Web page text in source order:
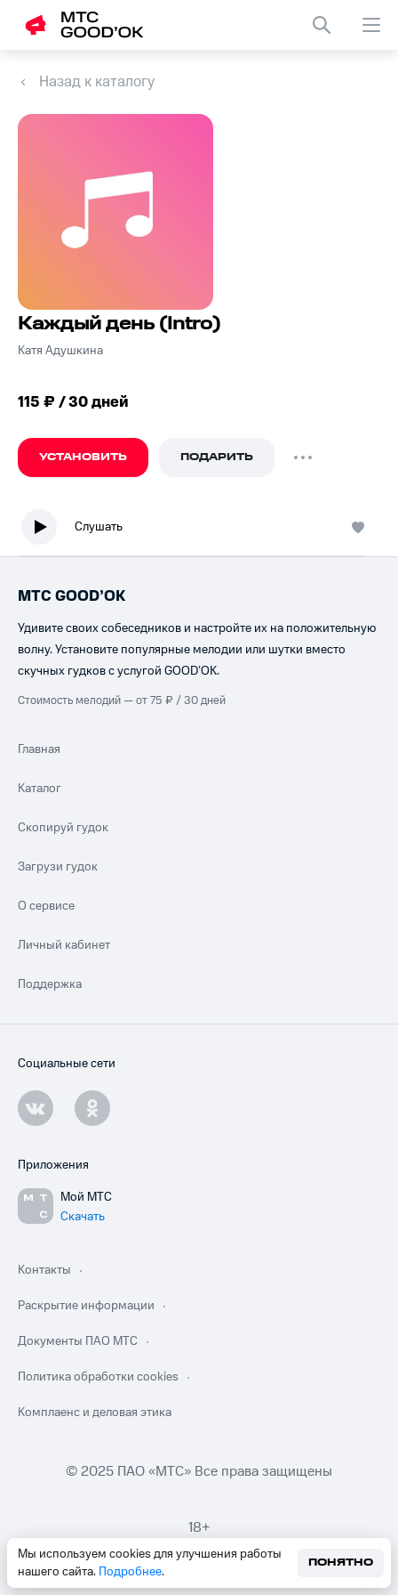
Назад к каталогу
Каждый день (Intro)
Катя Адушкина
115 ₽ / 30 дней
УСТАНОВИТЬ ПОДАРИТЬ
Слушать
Мы используем cookies для улучшения работы
нашего сайта. Подробнее.
ПОНЯТНО
МТС GOOD’OK
Удивите своих собеседников и настройте их на положительную
волну. Установите популярные мелодии или шутки вместо
скучных гудков с услугой GOOD’OK.
Стоимость мелодий — от 75 ₽ / 30 дней
Главная
Каталог
Скопируй гудок
Загрузи гудок
О сервисе
Личный кабинет
Поддержка
Социальные сети
Приложения
Мой МТС
Скачать
Контакты
Раскрытие информации
Документы ПАО МТС
Политика обработки cookies
Комплаенс и деловая этика
© 2025 ПАО «МТС» Все права защищены
18+